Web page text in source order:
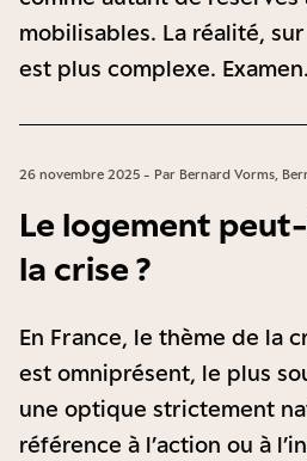
mobilisables. La réalité,
est plus complexe. Examen.
26 novembre 2025 - Par Bernard Vorms,
Le logement
la crise ?
En France, le thème de la
est omniprésent, le plus
une optique strictement
référence à l’action ou à